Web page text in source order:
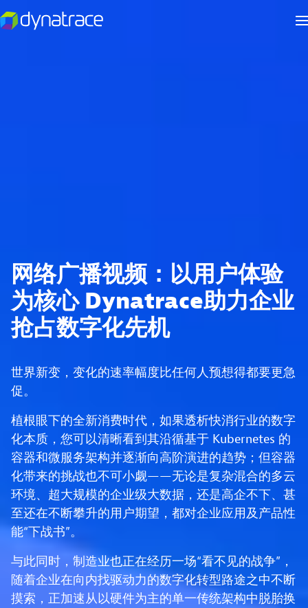
网络广播视频：以用户体验
为核心 Dynatrace助力企业
抢占数字化先机
世界新变，变化的速率幅度比任何人预想得都要更急
促。
植根眼下的全新消费时代，如果透析快消行业的数字
化本质，您可以清晰看到其沿循基于 Kubernetes 的
容器和微服务架构并逐渐向高阶演进的趋势；但容器
化带来的挑战也不可小觑——无论是复杂混合的多云
环境、超大规模的企业级大数据，还是高企不下、甚
至还在不断攀升的用户期望，都对企业应用及产品性
能“下战书”。
与此同时，制造业也正在经历一场“看不见的战争”，
随着企业在向内找驱动力的数字化转型路途之中不断
摸索，正加速从以硬件为主的单一传统架构中脱胎换